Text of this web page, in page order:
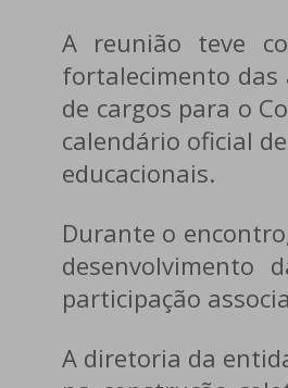
A reunião teve
fortalecimento das
de cargos para o
calendário oficial
educacionais.
Durante o
desenvolvimento
participação
A diretoria da